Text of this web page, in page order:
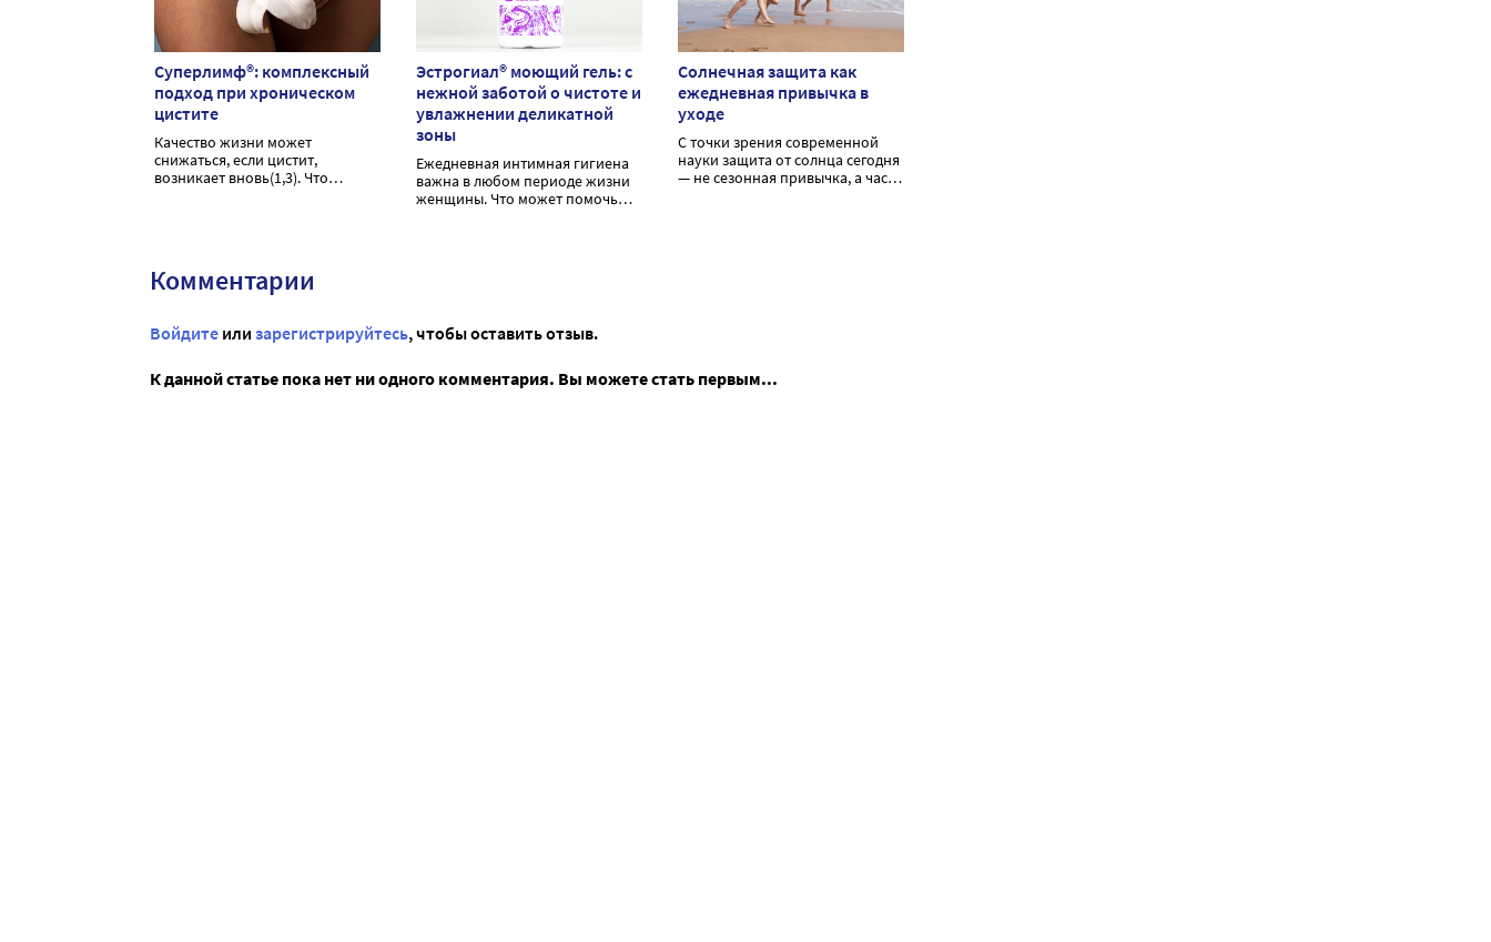
Суперлимф®: комплексный
подход при хроническом
цистите
Качество жизни может
снижаться, если цистит,
возникает вновь(1,3). Что
Эстрогиал® моющий гель: с
нежной заботой о чистоте и
увлажнении деликатной
зоны
Ежедневная интимная гигиена
важна в любом периоде жизни
женщины. Что может помочь
Солнечная защита как
ежедневная привычка в
уходе
С точки зрения современной
науки защита от солнца сегодня
— не сезонная привычка, а часть
Комментарии
Войдите или зарегистрируйтесь, чтобы оставить отзыв.
К данной статье пока нет ни одного комментария. Вы можете стать первым...